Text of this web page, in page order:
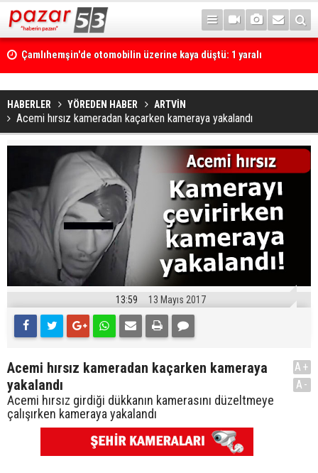
Çamlıhemşin'de otomobilin üzerine kaya düştü: 1 yaralı
HABERLER YÖREDEN HABER ARTVİN
Acemi hırsız kameradan kaçarken kameraya yakalandı
13:59 13 Mayıs 2017
Acemi hırsız kameradan kaçarken kameraya
yakalandı
Acemi hırsız girdiği dükkanın kamerasını düzeltmeye
çalışırken kameraya yakalandı
A+
A-